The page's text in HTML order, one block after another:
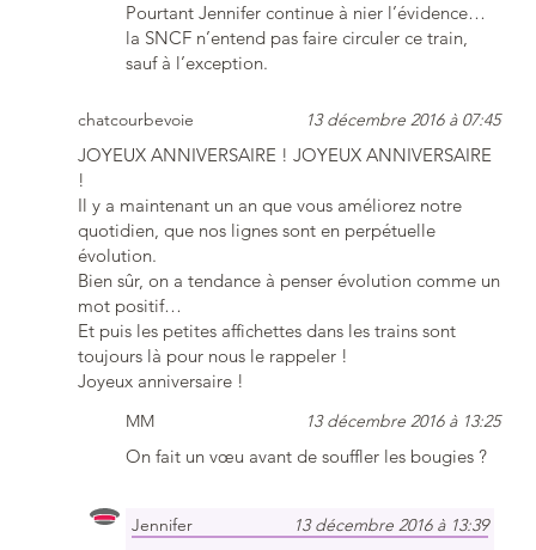
Pourtant Jennifer continue à nier l’évidence…
la SNCF n’entend pas faire circuler ce train,
sauf à l’exception.
chatcourbevoie 13 décembre 2016 à 07:45
JOYEUX ANNIVERSAIRE ! JOYEUX ANNIVERSAIRE
!
Il y a maintenant un an que vous améliorez notre
quotidien, que nos lignes sont en perpétuelle
évolution.
Bien sûr, on a tendance à penser évolution comme un
mot positif…
Et puis les petites affichettes dans les trains sont
toujours là pour nous le rappeler !
Joyeux anniversaire !
MM 13 décembre 2016 à 13:25
On fait un vœu avant de souffler les bougies ?
Jennifer 13 décembre 2016 à 13:39